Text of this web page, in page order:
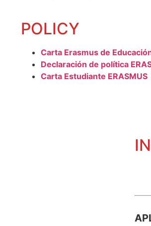
POLICY
Carta Erasmus de
Declaración de política
Carta Estudiante ERASMUS